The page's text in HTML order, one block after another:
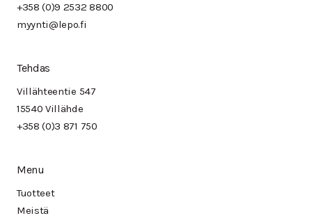
+358 (0)9 2532 8800
myynti@lepo.fi
Tehdas
Villähteentie 547
15540 Villähde
+358 (0)3 871 750
Menu
Tuotteet
Meistä